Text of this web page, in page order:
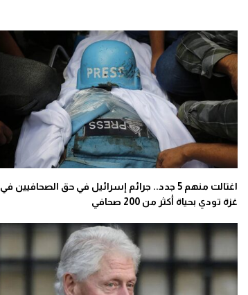
اغتالت منهم 5 جدد.. جرائم إسرائيل في حق الصحافيين في
غزة تودي بحياة أكثر من 200 صحافي